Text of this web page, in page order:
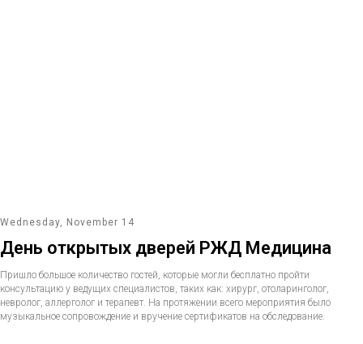
Wednesday, November 14
День открытых дверей РЖД Медицина
Пришло большое количество гостей, которые могли бесплатно пройти
консультацию у ведущих специалистов, таких как: хирург, отоларинголог,
невролог, аллерголог и терапевт. На протяжении всего мероприятия было
музыкальное сопровождение и вручение сертификатов на обследование.